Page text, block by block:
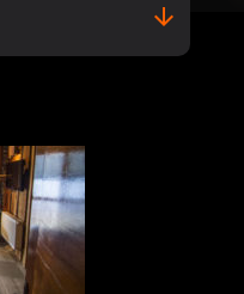
arrow_downward